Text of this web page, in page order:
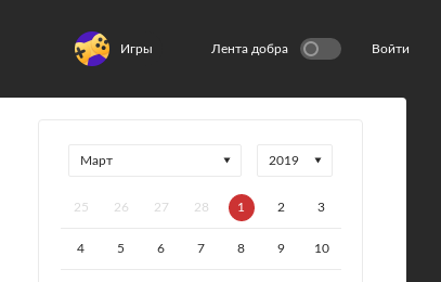
Игры Лента добра Войти
25 26 27 28 1 2 3
4 5 6 7 8 9 10